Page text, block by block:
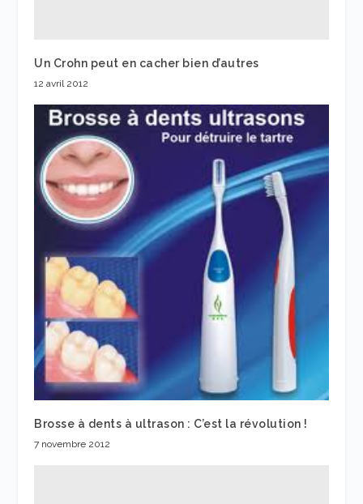
Un Crohn peut en cacher bien d’autres
12 avril 2012
Brosse à dents à ultrason : C’est la révolution !
7 novembre 2012